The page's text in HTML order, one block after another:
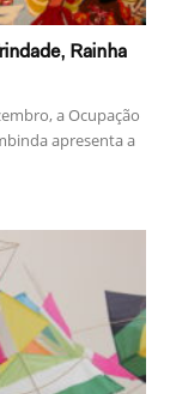
Rainha
a Ocupação
apresenta a